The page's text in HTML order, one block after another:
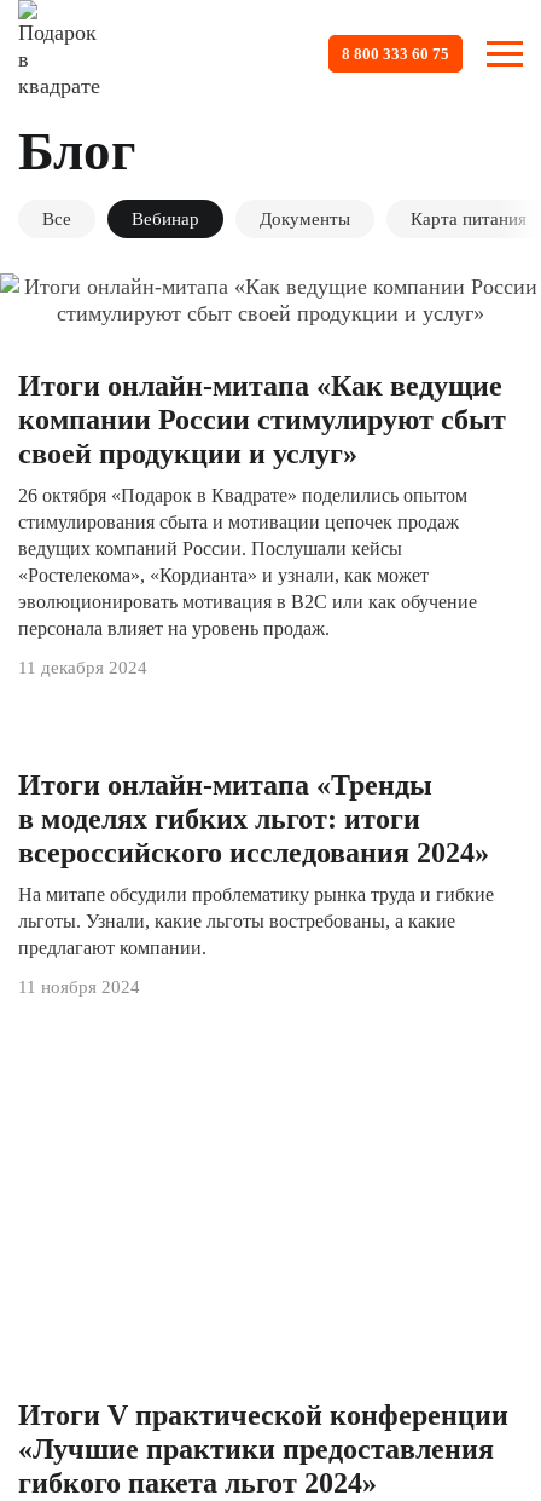
8 800 333 60 75
Блог
Все Вебинар Документы Карта питания
Итоги онлайн-митапа «Как ведущие
компании России стимулируют сбыт
своей продукции и услуг»
26 октября «Подарок в Квадрате» поделились опытом
стимулирования сбыта и мотивации цепочек продаж
ведущих компаний России. Послушали кейсы
«Ростелекома», «Кордианта» и узнали, как может
эволюционировать мотивация в B2C или как обучение
персонала влияет на уровень продаж.
11 декабря 2024
Итоги онлайн-митапа «Тренды
в моделях гибких льгот: итоги
всероссийского исследования 2024»
На митапе обсудили проблематику рынка труда и гибкие
льготы. Узнали, какие льготы востребованы, а какие
предлагают компании.
11 ноября 2024
Итоги V практической конференции
«Лучшие практики предоставления
гибкого пакета льгот 2024»